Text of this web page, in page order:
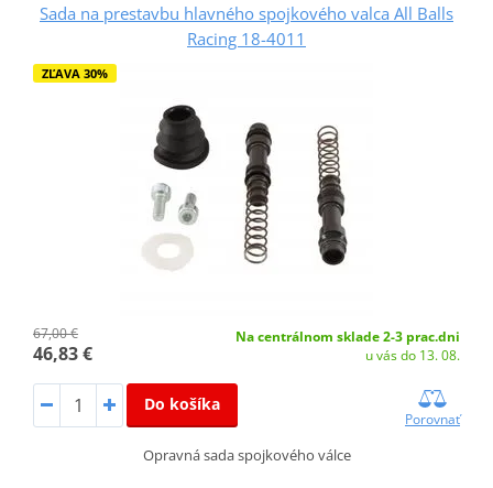
Sada na prestavbu hlavného spojkového valca All Balls
Racing 18-4011
ZĽAVA 30%
67,00 €
46,83 €
Na centrálnom sklade 2-3 prac.dni
u vás do 13. 08.
Do košíka
Porovnať
Opravná sada spojkového válce